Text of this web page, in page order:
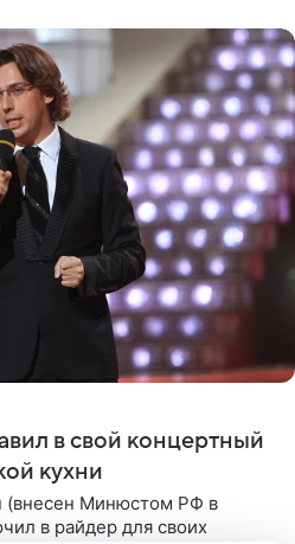
в свой концертный
кухни
(внесен Минюстом РФ в
в райдер для своих